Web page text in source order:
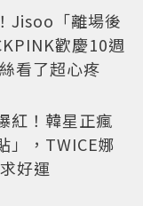
Jisoo「離場後
歡慶10週
看了超心疼
紅！韓星正瘋
」，TWICE娜
好運